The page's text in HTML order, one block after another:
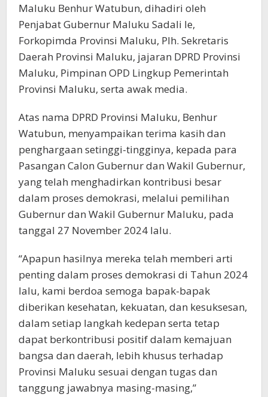
Maluku Benhur Watubun, dihadiri oleh
Penjabat Gubernur Maluku Sadali Ie,
Forkopimda Provinsi Maluku, Plh. Sekretaris
Daerah Provinsi Maluku, jajaran DPRD Provinsi
Maluku, Pimpinan OPD Lingkup Pemerintah
Provinsi Maluku, serta awak media.
Atas nama DPRD Provinsi Maluku, Benhur
Watubun, menyampaikan terima kasih dan
penghargaan setinggi-tingginya, kepada para
Pasangan Calon Gubernur dan Wakil Gubernur,
yang telah menghadirkan kontribusi besar
dalam proses demokrasi, melalui pemilihan
Gubernur dan Wakil Gubernur Maluku, pada
tanggal 27 November 2024 lalu.
“Apapun hasilnya mereka telah memberi arti
penting dalam proses demokrasi di Tahun 2024
lalu, kami berdoa semoga bapak-bapak
diberikan kesehatan, kekuatan, dan kesuksesan,
dalam setiap langkah kedepan serta tetap
dapat berkontribusi positif dalam kemajuan
bangsa dan daerah, lebih khusus terhadap
Provinsi Maluku sesuai dengan tugas dan
tanggung jawabnya masing-masing,”